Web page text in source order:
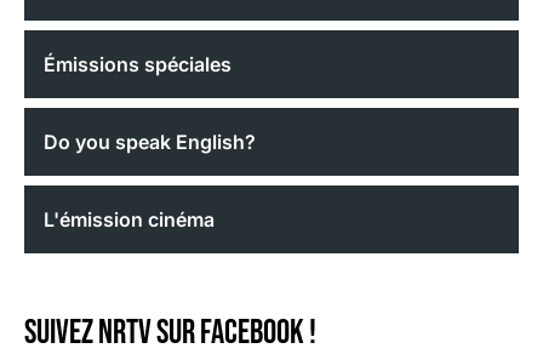
Émissions spéciales
Do you speak English?
L'émission cinéma
Suivez NRTV sur Facebook !